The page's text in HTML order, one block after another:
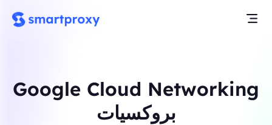
Google Cloud Networking
بروكسيات